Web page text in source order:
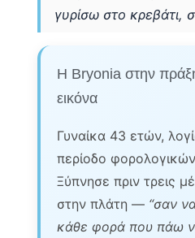
γυρίσω στο κρεβάτι,
Η Bryonia στην
εικόνα
Γυναίκα 43 ετών,
περίοδο
Ξύπνησε πριν τρεις
στην πλάτη — “σαν
κάθε φορά που πάω